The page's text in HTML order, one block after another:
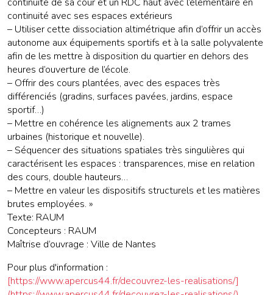
continuité avec ses espaces extérieurs
– Utiliser cette dissociation altimétrique afin d’offrir un accès
autonome aux équipements sportifs et à la salle polyvalente
afin de les mettre à disposition du quartier en dehors des
heures d’ouverture de l’école.
– Offrir des cours plantées, avec des espaces très
différenciés (gradins, surfaces pavées, jardins, espace
sportif…)
– Mettre en cohérence les alignements aux 2 trames
urbaines (historique et nouvelle).
– Séquencer des situations spatiales très singulières qui
caractérisent les espaces : transparences, mise en relation
des cours, double hauteurs…
– Mettre en valeur les dispositifs structurels et les matières
brutes employées. »
Texte: RAUM
Concepteurs : RAUM
Maîtrise d’ouvrage : Ville de Nantes
Pour plus d'information :
[https://www.apercus44.fr/decouvrez-les-realisations/]